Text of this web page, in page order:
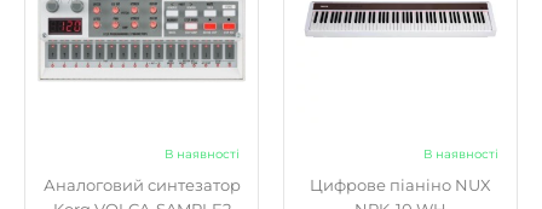
Korg VOLCA-SAMPLE2
8160₴
NPK-10 WH
22690₴